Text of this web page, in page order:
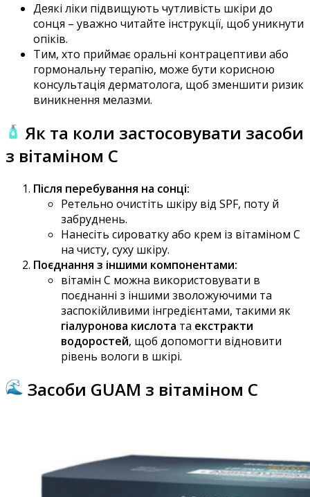
Деякі ліки підвищують чутливість шкіри до
сонця – уважно читайте інструкції, щоб уникнути
опіків.
Тим, хто приймає оральні контрацептиви або
гормональну терапію, може бути корисною
консультація дерматолога, щоб зменшити ризик
виникнення мелазми.
Як та коли застосовувати засоби
з вітаміном C
Після перебування на сонці:
Ретельно очистіть шкіру від SPF, поту й
забруднень.
Нанесіть сироватку або крем із вітаміном C
на чисту, суху шкіру.
Поєднання з іншими компонентами:
вітамін С можна використовувати в
поєднанні з іншими зволожуючими та
заспокійливими інгредієнтами, такими як
гіалуронова кислота та екстракти
водоростей, щоб допомогти відновити
рівень вологи в шкірі.
Засоби GUAM з вітаміном C